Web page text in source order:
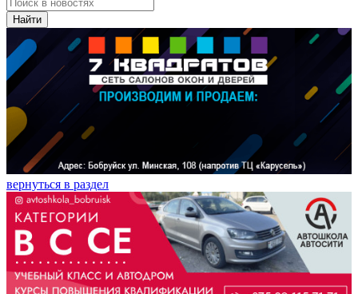
Найти
вернуться в раздел